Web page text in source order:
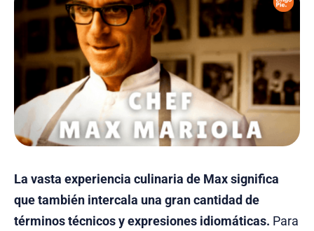
La vasta experiencia culinaria de Max significa
que también intercala una gran cantidad de
términos técnicos y expresiones idiomáticas. Para